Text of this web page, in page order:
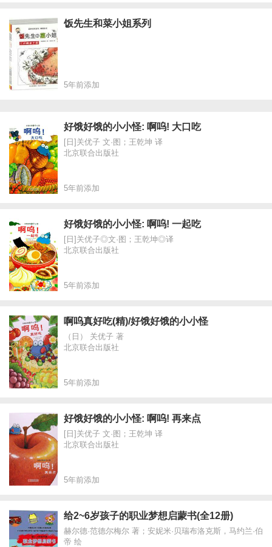
饭先生和菜小姐系列
5年前添加
好饿好饿的小小怪: 啊呜! 大口吃
[日]关优子 文·图；王乾坤 译
北京联合出版社
5年前添加
好饿好饿的小小怪: 啊呜! 一起吃
[日]关优子◎文·图；王乾坤◎译
北京联合出版社
5年前添加
啊呜真好吃(精)/好饿好饿的小小怪
（日） 关优子 著
北京联合出版社
5年前添加
好饿好饿的小小怪: 啊呜! 再来点
[日]关优子 文·图；王乾坤 译
北京联合出版社
5年前添加
给2~6岁孩子的职业梦想启蒙书(全12册)
赫尔德·范德尔梅尔 著；安妮米·贝瑞布洛克斯，马约兰·伯
帝 绘